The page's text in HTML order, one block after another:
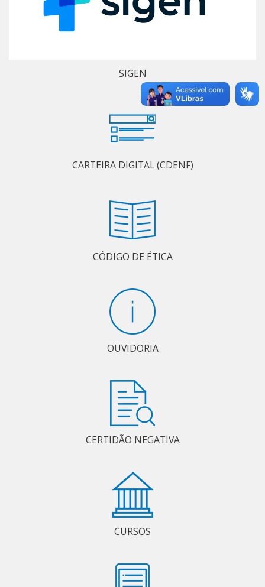
SIGEN
CARTEIRA DIGITAL (CDENF)
CÓDIGO DE ÉTICA
OUVIDORIA
CERTIDÃO NEGATIVA
CURSOS